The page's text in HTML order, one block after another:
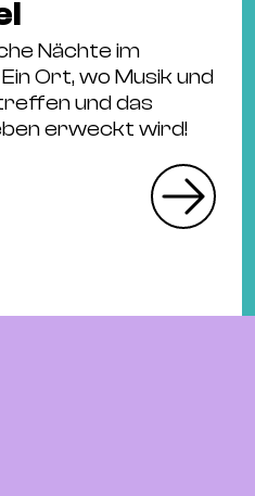
Nächte im
Ort, wo Musik und
und das
erweckt wird!